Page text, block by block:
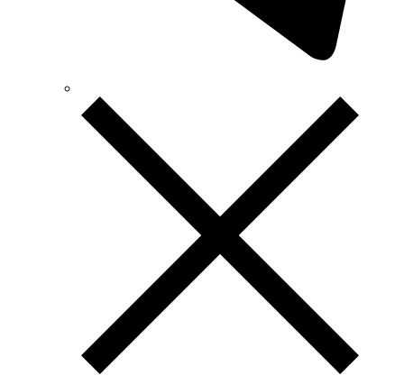
Vargo (Украина)
Vector VS
Vimar (Италия)
Volter (Украина)
Volterm (Украина)
Wago (Германия)
АС Привод (Украина)
АСКО-УКРЕМ (Украина)
Запорожский завод цветных металлов (ЗЗЦМ)
Каблекс Одесса
Мегомметр (Украина)